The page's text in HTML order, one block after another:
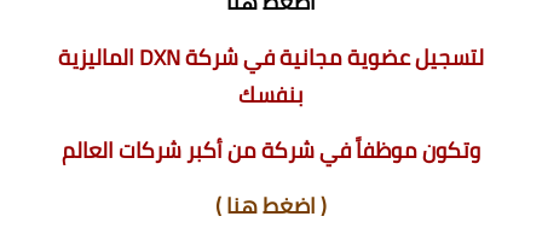
لتسجيل عضوية مجانية في شركة DXN الماليزية
بنفسك
وتكون موظفاً في شركة من أكبر شركات العالم
(اضغط هنا)